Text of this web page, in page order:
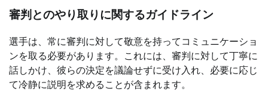
審判とのやり取りに関するガイドライン
選手は、常に審判に対して敬意を持ってコミュニケーショ
ンを取る必要があります。これには、審判に対して丁寧に
話しかけ、彼らの決定を議論せずに受け入れ、必要に応じ
て冷静に説明を求めることが含まれます。